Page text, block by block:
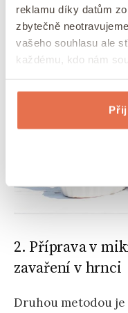
reklamu díky datům
zbytečně
vašeho souhlasu ale
každému, kdo nám
Mohlo by vás
vše, co potřebujete
2. Příprava v
zavaření v hrnci
Druhou metodou je